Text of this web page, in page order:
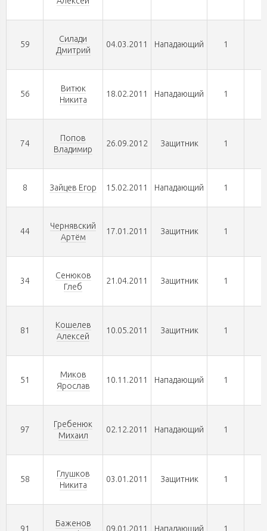
59
Силади
Дмитрий
04.03.2011 Нападающий 1
56
Витюк
Никита
18.02.2011 Нападающий 1
74
Попов
Владимир
26.09.2012 Защитник 1
8 Зайцев Егор 15.02.2011 Нападающий 1
44
Чернявский
Артём
17.01.2011 Защитник 1
34
Сенюков
Глеб
21.04.2011 Защитник 1
81
Кошелев
Алексей
10.05.2011 Защитник 1
51
Миков
Ярослав
10.11.2011 Нападающий 1
97
Гребенюк
Михаил
02.12.2011 Нападающий 1
58
Глушков
Никита
03.01.2011 Защитник 1
91
Баженов
09.01.2011 Нападающий 1